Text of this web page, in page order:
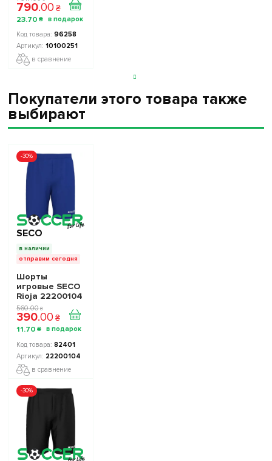
Украины TOP
FOOTBALL
STARS
Collection 2
10100251
790.00 ₴
23.70 ₴
96258
10100251
в сравнение
Покупатели этого товара также
выбирают
-30%
SECO
в наличии
отправим сегодня
Шорты
игровые SECO
Rioja 22200104
цвет: синий
560.00 ₴
390.00 ₴
11.70 ₴
82401
22200104
в сравнение
-30%